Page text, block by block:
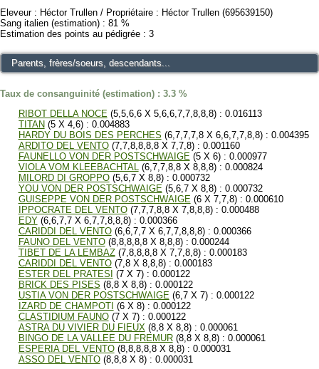
Eleveur : Héctor Trullen / Propriétaire : Héctor Trullen (695639150)
Sang italien (estimation) : 81 %
Estimation des points au pédigrée : 3
Parents, frères/soeurs, descendants...
Taux de consanguinité (estimation) : 3.3 %
RIBOT DELLA NOCE (5,5,6,6 X 5,6,6,7,7,8,8,8) : 0.016113
TITAN(5 X 4,6) : 0.004883
HARDY DU BOIS DES PERCHES (6,7,7,7,8 X 6,6,7,7,8,8) : 0.004395
ARDITO DEL VENTO(7,7,8,8,8,8 X 7,7,8) : 0.001160
FAUNELLO VON DER POSTSCHWAIGE (5 X 6) : 0.000977
VIOLA VOM KLEEBACHTAL (6,7,7,8,8 X 8,8,8) : 0.000824
MILORD DI GROPPO(5,6,7 X 8,8) : 0.000732
YOU VON DER POSTSCHWAIGE (5,6,7 X 8,8) : 0.000732
GUISEPPE VON DER POSTSCHWAIGE (6 X 7,7,8) : 0.000610
IPPOCRATE DEL VENTO(7,7,7,8,8 X 7,8,8,8) : 0.000488
EDY(6,6,7,7 X 6,7,7,8,8,8) : 0.000366
CARIDDI DEL VENTO(6,6,7,7 X 6,7,7,8,8,8) : 0.000366
FAUNO DEL VENTO(8,8,8,8,8 X 8,8,8) : 0.000244
TIBET DE LA LEMBAZ(7,8,8,8,8 X 7,7,8,8) : 0.000183
CARIDDI DEL VENTO(7,8 X 8,8,8) : 0.000183
ESTER DEL PRATESI (7 X 7) : 0.000122
BRICK DES PISES (8,8 X 8,8) : 0.000122
USTIA VON DER POSTSCHWAIGE (6,7 X 7) : 0.000122
IZARD DE CHAMPOTI (6 X 8) : 0.000122
CLASTIDIUM FAUNO(7 X 7) : 0.000122
ASTRA DU VIVIER DU FIEUX (8,8 X 8,8) : 0.000061
BINGO DE LA VALLEE DU FREMUR(8,8 X 8,8) : 0.000061
ESPERIA DEL VENTO(8,8,8,8,8 X 8,8) : 0.000031
ASSO DEL VENTO(8,8,8 X 8) : 0.000031